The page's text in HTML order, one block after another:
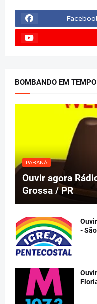
BOMBANDO EM
PARANÁ
Ouvir agora
Grossa / PR
-